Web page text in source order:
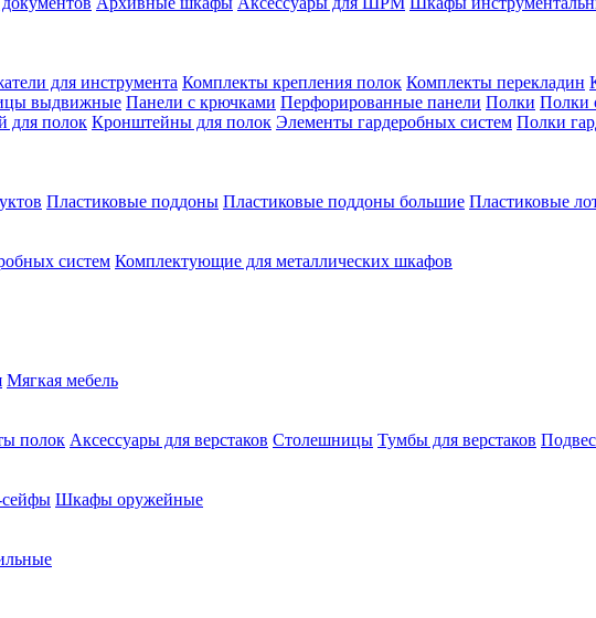
для инструмента Комплекты крепления полок Комплекты перекладин
выдвижные Панели с крючками Перфорированные панели Полки Полки
для полок Кронштейны для полок Элементы гардеробных систем Полки
Пластиковые поддоны Пластиковые поддоны большие Пластиковые
систем Комплектующие для металлических шкафов
Мягкая мебель
полок Аксессуары для верстаков Столешницы Тумбы для верстаков
Шкафы оружейные